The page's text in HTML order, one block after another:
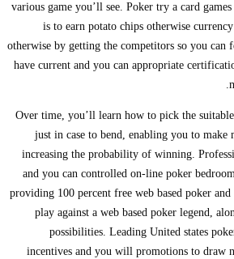
various game you’ll see. Poker try a card
is to earn potato chips otherwise
otherwise by getting the competitors so you can
have current and you can appropriate
Over time, you’ll learn how to pick the
just in case to bend, enabling you to make
increasing the probability of winning.
and you can controlled on-line poker
providing 100 percent free web based poker
play against a web based poker legend,
possibilities. Leading United states
incentives and you will promotions to draw